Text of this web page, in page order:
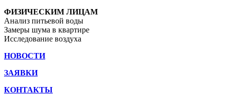
ФИЗИЧЕСКИМ ЛИЦАМ
Анализ питьевой воды
Замеры шума в квартире
Исследование воздуха
НОВОСТИ
ЗАЯВКИ
КОНТАКТЫ